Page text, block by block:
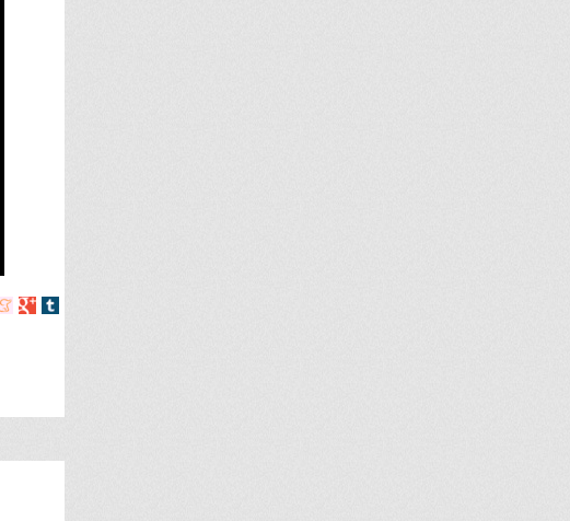
Compartir
Compartir
Compartir